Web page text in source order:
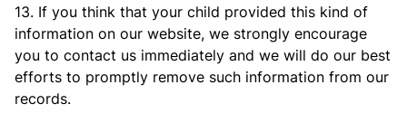
13. If you think that your child provided this kind of
information on our website, we strongly encourage
you to contact us immediately and we will do our best
efforts to promptly remove such information from our
records.